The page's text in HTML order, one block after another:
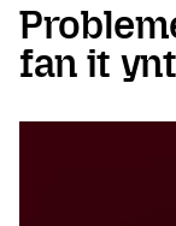
fan it